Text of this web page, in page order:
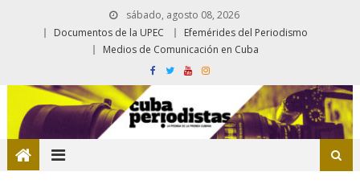
sábado, agosto 08, 2026
Documentos de la UPEC
Efemérides del Periodismo
Medios de Comunicación en Cuba